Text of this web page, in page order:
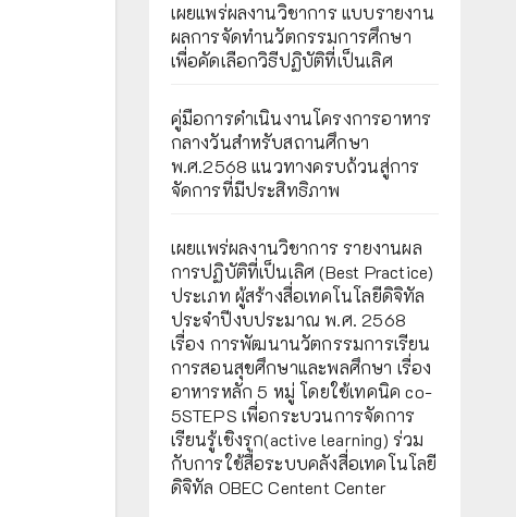
เผยแพร่ผลงานวิชาการ แบบรายงาน
ผลการจัดทำนวัตกรรมการศึกษา
เพื่อคัดเลือกวิธีปฏิบัติที่เป็นเลิศ
คู่มือการดำเนินงานโครงการอาหาร
กลางวันสำหรับสถานศึกษา
พ.ศ.2568 แนวทางครบถ้วนสู่การ
จัดการที่มีประสิทธิภาพ
เผยเเพร่ผลงานวิชาการ รายงานผล
การปฏิบัติที่เป็นเลิศ (Best Practice)
ประเภท ผู้สร้างสื่อเทคโนโลยีดิจิทัล
ประจำปีงบประมาณ พ.ศ. 2568
เรื่อง การพัฒนานวัตกรรมการเรียน
การสอนสุขศึกษาและพลศึกษา เรื่อง
อาหารหลัก 5 หมู่ โดยใช้เทคนิค co-
5STEPS เพื่อกระบวนการจัดการ
เรียนรู้เชิงรุก(active learning) ร่วม
กับการใช้สื่อระบบคลังสื่อเทคโนโลยี
ดิจิทัล OBEC Centent Center